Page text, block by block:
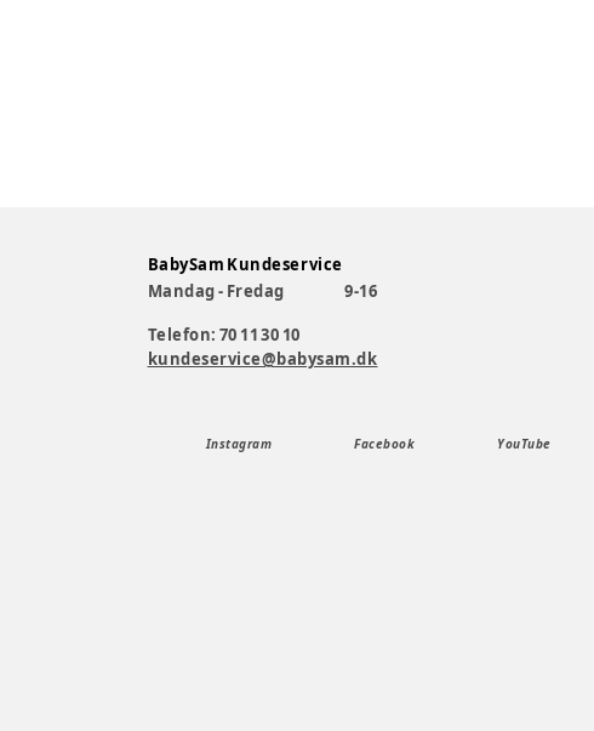
BabySam Kundeservice
Mandag - Fredag
9-16
Telefon: 70 11 30 10
kundeservice@babysam.dk
Instagram Facebook YouTube